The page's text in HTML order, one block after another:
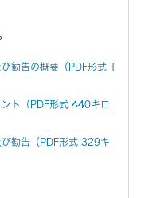
勧告の概要（PDF形式 1
ト（PDF形式 440キロ
勧告（PDF形式 329キ